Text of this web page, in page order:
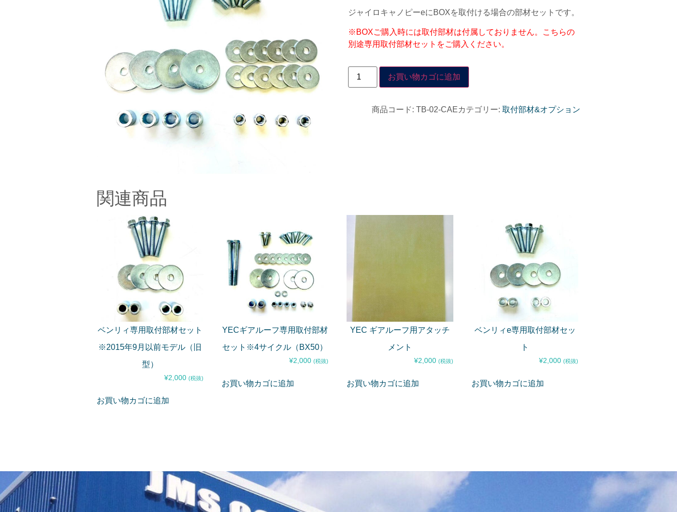
ジャイロキャノピーeにBOXを取付ける場合の部材セットです。
※BOXご購入時には取付部材は付属しておりません。こちらの
別途専用取付部材セットをご購入ください。
お買い物カゴに追加
商品コード: TB-02-CAEカテゴリー: 取付部材&オプション
関連商品
ベンリィ専用取付部材セット
※2015年9月以前モデル（旧
型）
¥2,000 (税抜)
お買い物カゴに追加
YECギアルーフ専用取付部材
セット※4サイクル（BX50）
¥2,000 (税抜)
お買い物カゴに追加
YEC ギアルーフ用アタッチ
メント
¥2,000 (税抜)
お買い物カゴに追加
ベンリィe専用取付部材セッ
ト
¥2,000 (税抜)
お買い物カゴに追加